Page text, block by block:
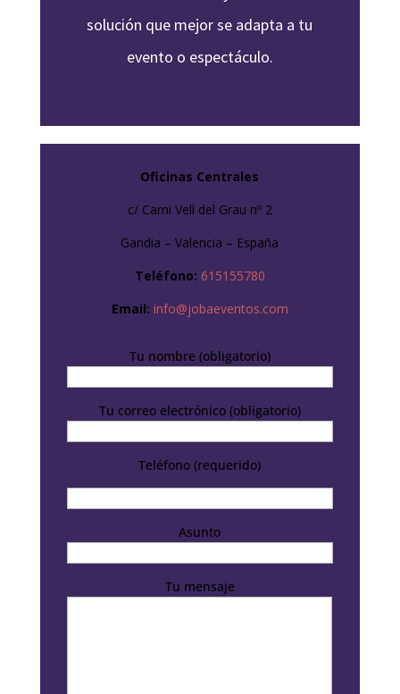
solución que mejor se adapta a tu
evento o espectáculo.
Oficinas Centrales
c/ Cami Vell del Grau nº 2
Gandia – Valencia – España
Teléfono: 615155780
Email: info@jobaeventos.com
Tu nombre (obligatorio)
Tu correo electrónico (obligatorio)
Teléfono (requerido)
Asunto
Tu mensaje